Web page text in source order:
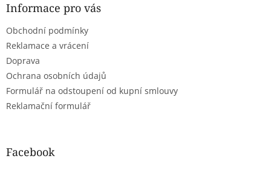
Informace pro vás
Obchodní podmínky
Reklamace a vrácení
Doprava
Ochrana osobních údajů
Formulář na odstoupení od kupní smlouvy
Reklamační formulář
Facebook